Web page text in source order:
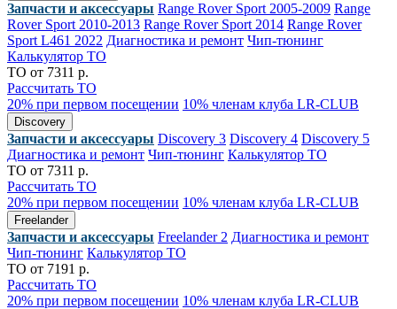
Запчасти и аксессуары Range Rover Sport 2005-2009 Range
Rover Sport 2010-2013 Range Rover Sport 2014 Range Rover
Sport L461 2022 Диагностика и ремонт Чип-тюнинг
Калькулятор ТО
ТО от 7311 р.
Рассчитать ТО
20% при первом посещении 10% членам клуба LR-CLUB
Discovery
Запчасти и аксессуары Discovery 3 Discovery 4 Discovery 5
Диагностика и ремонт Чип-тюнинг Калькулятор ТО
ТО от 7311 р.
Рассчитать ТО
20% при первом посещении 10% членам клуба LR-CLUB
Freelander
Запчасти и аксессуары Freelander 2 Диагностика и ремонт
Чип-тюнинг Калькулятор ТО
ТО от 7191 р.
Рассчитать ТО
20% при первом посещении 10% членам клуба LR-CLUB